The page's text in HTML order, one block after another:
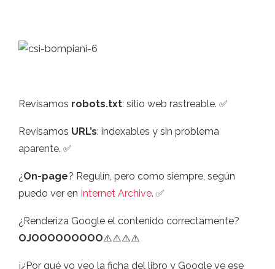
Revisamos robots.txt: sitio web rastreable. ✅
Revisamos URL’s: indexables y sin problema
aparente. ✅
¿On-page? Regulín, pero como siempre, según
puedo ver en Internet Archive. ✅
¿Renderiza Google el contenido correctamente?
OJOOOOOOOOO⚠️⚠️⚠️⚠️
¡¿Por qué yo veo la ficha del libro y Google ve ese